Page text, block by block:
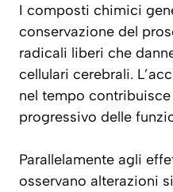
I composti chimici
conservazione del
radicali liberi che
cellulari cerebrali.
nel tempo
progressivo delle
Parallelamente agli
osservano alterazioni